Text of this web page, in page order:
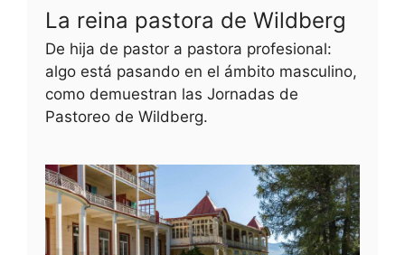
La reina pastora de Wildberg
De hija de pastor a pastora profesional:
algo está pasando en el ámbito masculino,
como demuestran las Jornadas de
Pastoreo de Wildberg.